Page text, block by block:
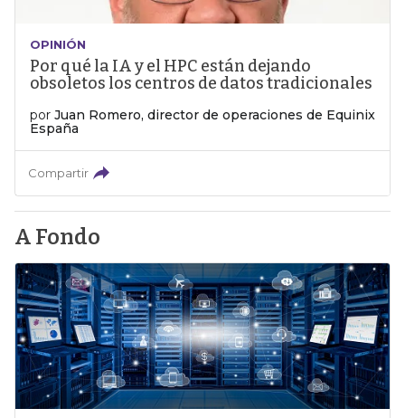
OPINIÓN
Por qué la IA y el HPC están dejando
obsoletos los centros de datos tradicionales
por Juan Romero, director de operaciones de Equinix
España
Compartir
A Fondo